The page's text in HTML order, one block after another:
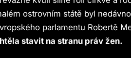
ostrovním státě byl
parlamentu Robertě
stavit na stranu práv žen.